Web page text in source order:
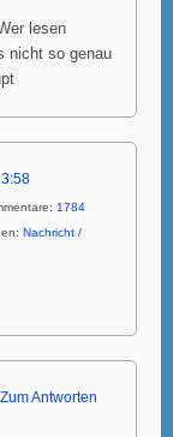
lesen
nicht so genau
1784
Nachricht /
Zum Antworten